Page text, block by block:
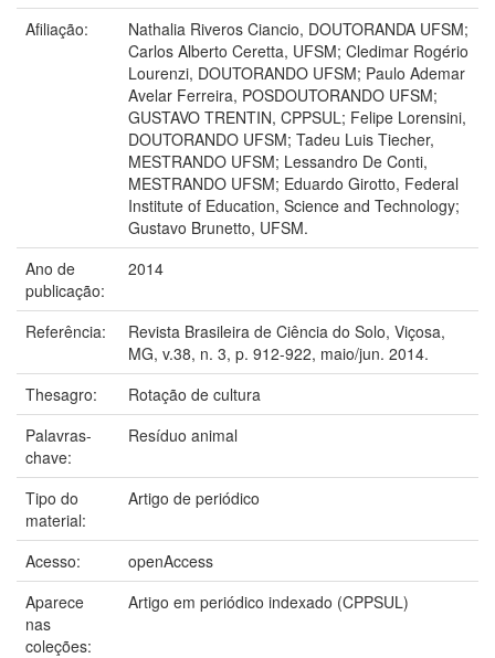
Afiliação:
Nathalia Riveros Ciancio, DOUTORANDA UFSM;
Carlos Alberto Ceretta, UFSM; Cledimar Rogério
Lourenzi, DOUTORANDO UFSM; Paulo Ademar
Avelar Ferreira, POSDOUTORANDO UFSM;
GUSTAVO TRENTIN, CPPSUL; Felipe Lorensini,
DOUTORANDO UFSM; Tadeu Luis Tiecher,
MESTRANDO UFSM; Lessandro De Conti,
MESTRANDO UFSM; Eduardo Girotto, Federal
Institute of Education, Science and Technology;
Gustavo Brunetto, UFSM.
Ano de
publicação:
2014
Referência:
Revista Brasileira de Ciência do Solo, Viçosa,
MG, v.38, n. 3, p. 912-922, maio/jun. 2014.
Thesagro:
Rotação de cultura
Palavras-
chave:
Resíduo animal
Tipo do
material:
Artigo de periódico
Acesso:
openAccess
Aparece
nas
coleções:
Artigo em periódico indexado (CPPSUL)